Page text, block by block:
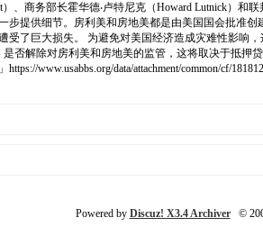
、商务部长霍华德‧卢特尼克（Howard Lutnick）和
提供细节。房利美和房地美都是由美国国会批准
受了巨大损失。 为避免对美国经济造成灾难性影
否解除对房利美和房地美的监管，这将取决于抵
www.usabbs.org/data/attachment/common/cf/
Powered by Discuz! X3.4 Archiver©